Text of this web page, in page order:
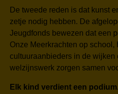
De tweede reden is dat kunst
zetje nodig hebben. De
Jeugdfonds bewezen dat een
Onze Meerkrachten op school,
cultuuraanbieders in de wijken
welzijnswerk zorgen samen
Elk kind verdient een